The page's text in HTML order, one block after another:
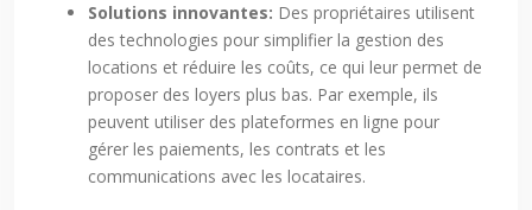
Solutions innovantes: Des propriétaires utilisent
des technologies pour simplifier la gestion des
locations et réduire les coûts, ce qui leur permet de
proposer des loyers plus bas. Par exemple, ils
peuvent utiliser des plateformes en ligne pour
gérer les paiements, les contrats et les
communications avec les locataires.